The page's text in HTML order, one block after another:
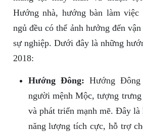
Hướng nhà, hướng bàn làm việc
ngủ đều có thể ảnh hưởng đến
sự nghiệp. Dưới đây là những
2018:
Hướng Đông: Hướng
người mệnh Mộc, tượng
và phát triển mạnh mẽ. Đây
năng lượng tích cực, hỗ trợ